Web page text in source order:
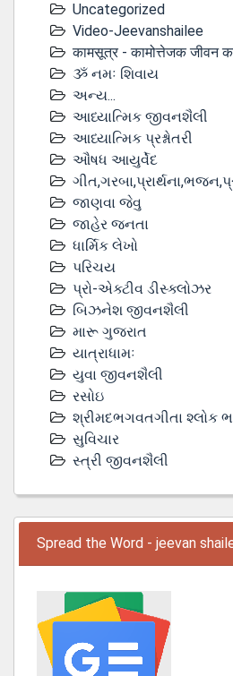
Uncategorized
Video-Jeevanshailee
कामसूत्र - कामोत्तेजक जीवन
ૐ નમઃ શિવાય
અન્ય...
આધ્યાત્મિક જીવનશૈલી
આધ્યાત્મિક પ્રશ્નોતરી
ઔષધ આયુર્વેદ
જાણવા જેવુ
જાહેર જનતા
ધાર્મિક લેખો
પરિચય
પ્રો-એક્ટીવ ડીસ્‍ક્લોઝર
બિઝનેશ જીવનશૈલી
મારૂ ગુજરાત
યાત્રાધામઃ
યુવા જીવનશૈલી
રસોઇ
શ્રીમદભગવતગીતા શ્લોક
સુવિચાર
સ્ત્રી જીવનશૈલી
Spread the Word - jeevan